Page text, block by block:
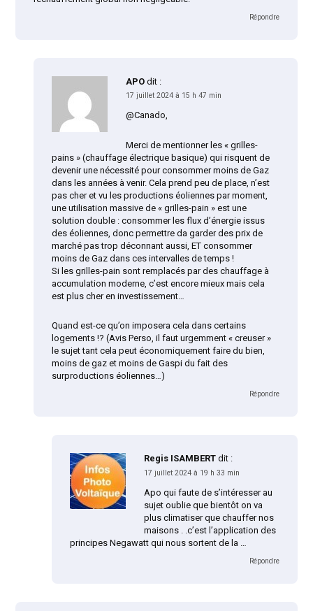
Répondre
APO dit :
17 juillet 2024 à 15 h 47 min
@Canado,
Merci de mentionner les « grilles-
pains » (chauffage électrique basique) qui risquent de
devenir une nécessité pour consommer moins de Gaz
dans les années à venir. Cela prend peu de place, n’est
pas cher et vu les productions éoliennes par moment,
une utilisation massive de « grilles-pain » est une
solution double : consommer les flux d’énergie issus
des éoliennes, donc permettre da garder des prix de
marché pas trop déconnant aussi, ET consommer
moins de Gaz dans ces intervalles de temps !
Si les grilles-pain sont remplacés par des chauffage à
accumulation moderne, c’est encore mieux mais cela
est plus cher en investissement…
Quand est-ce qu’on imposera cela dans certains
logements !? (Avis Perso, il faut urgemment « creuser »
le sujet tant cela peut économiquement faire du bien,
moins de gaz et moins de Gaspi du fait des
surproductions éoliennes…)
Répondre
Regis ISAMBERT dit :
17 juillet 2024 à 19 h 33 min
Apo qui faute de s’intéresser au
sujet oublie que bientôt on va
plus climatiser que chauffer nos
maisons . .c’est l’application des
principes Negawatt qui nous sortent de la …
Répondre